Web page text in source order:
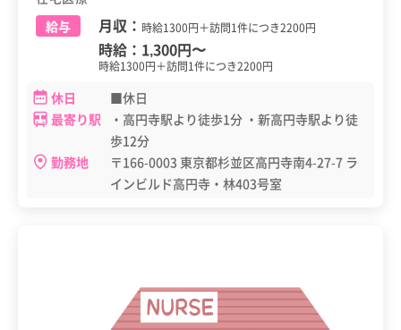
給与
月収： 時給1300円＋訪問1件につき2200円
時給： 1,300円〜
時給1300円＋訪問1件につき2200円
休日
■休日
最寄り駅
・高円寺駅より徒歩1分 ・新高円寺駅より徒
歩12分
勤務地
〒166-0003 東京都杉並区高円寺南4-27-7 ラ
インビルド高円寺・林403号室